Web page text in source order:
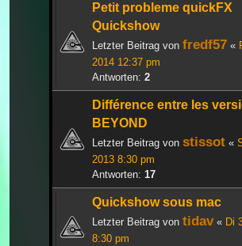
Petit probleme quickFX
Quickshow
Letzter Beitrag von fredf57 «
2014 12:37 pm
Antworten: 2
Différence entre les
BEYOND
Letzter Beitrag von stissot «
2013 8:30 pm
Antworten: 17
Quickshow sous mac
Letzter Beitrag von tidav« Di
8:30 pm